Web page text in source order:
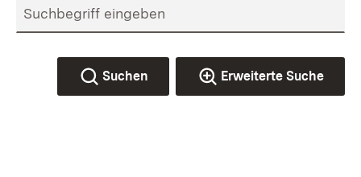
Suchen Erweiterte Suche